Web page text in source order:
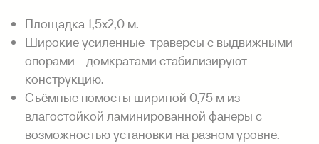
Площадка 1,5х2,0 м.
Широкие усиленные траверсы с выдвижными
опорами - домкратами стабилизируют
конструкцию.
Съёмные помосты шириной 0,75 м из
влагостойкой ламинированной фанеры с
возможностью установки на разном уровне.